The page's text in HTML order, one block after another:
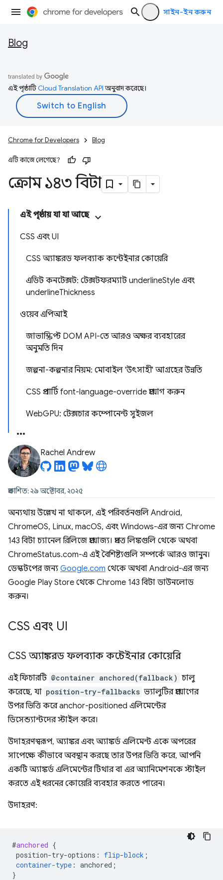
সাইন-ইন করুন
Blog
এই পৃষ্ঠাটিCloud Translation APIঅনুবাদ করেছে।
Chrome for Developers Blog
এটি কাজে লেগেছে?
ক্রোম ১৪৩ বিটা
এই পৃষ্ঠায় যা যা আছে
CSS এবং UI
CSS অ্যাঙ্করড ফলব্যাক কন্টেইনার কোয়েরি
এডিট কনটেক্সট: টেক্সটফরম্যাট underlineStyle এবং
underlineThickness
ওয়েব এপিআই
জাভাস্ক্রিপ্ট DOM API-তে আরও অক্ষর ব্যবহারের
অনুমতি দিন
জল্পনা-কল্পনার নিয়ম: মোবাইল 'উৎসাহী' আগ্রহের উন্নতি
CSS প্রপার্টি font-language-override প্রয়োগ করুন
WebGPU: টেক্সচার কম্পোনেন্ট সুইজল
Rachel Andrew
প্রকাশিত: ২৯ অক্টোবর, ২০২৫
অন্যথায় উল্লেখ না থাকলে, এই পরিবর্তনগুলি Android,
ChromeOS, Linux, macOS, এবং Windows-এর জন্য Chrome
143 বিটা চ্যানেল রিলিজে প্রযোজ্য। প্রদত্ত লিঙ্কগুলি থেকে অথবা
ChromeStatus.com-এ এই বৈশিষ্ট্যগুলি সম্পর্কে আরও জানুন।
ডেস্কটপের জন্য Google.com থেকে অথবা Android-এর জন্য
Google Play Store থেকে Chrome 143 বিটা ডাউনলোড
করুন।
CSS এবং UI
CSS অ্যাঙ্করড ফলব্যাক কন্টেইনার কোয়েরি
এই ফিচারটি @container anchored(fallback) চালু
করেছে, যা position-try-fallbacks ভ্যালুটির প্রয়োগের
উপর ভিত্তি করে anchor-positioned এলিমেন্টের
ডিসেন্ড্যান্টদের স্টাইল করে।
উদাহরণস্বরূপ, অ্যাঙ্কর এবং অ্যাঙ্কর্ড এলিমেন্ট একে অপরের
সাপেক্ষে কীভাবে অবস্থান করছে তার উপর ভিত্তি করে, আপনি
একটি অ্যাঙ্কর্ড এলিমেন্টের টিথার বা এর অ্যানিমেশনকে স্টাইল
করতে এই ধরনের কোয়েরি ব্যবহার করতে পারেন।
উদাহরণ:
#anchored {
position-try-options : flip-block ;
container-type : anchored ;
}